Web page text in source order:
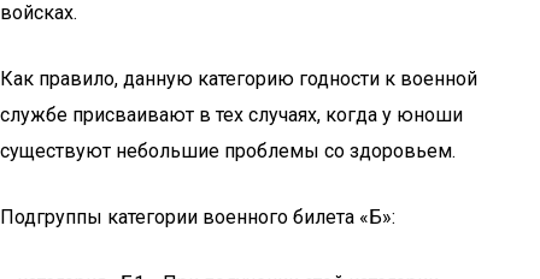
войсках.
Как правило, данную категорию годности к военной
службе присваивают в тех случаях, когда у юноши
существуют небольшие проблемы со здоровьем.
Подгруппы категории военного билета «Б»: